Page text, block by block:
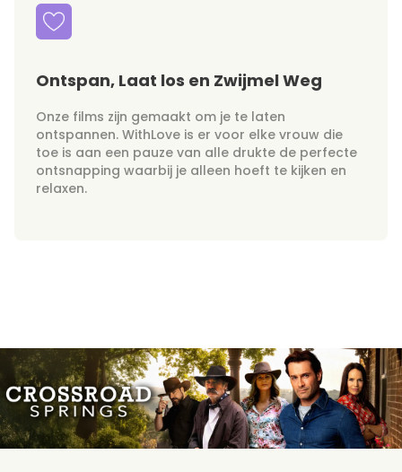
Ontspan, Laat los en Zwijmel Weg
Onze films zijn gemaakt om je te laten
ontspannen. WithLove is er voor elke vrouw die
toe is aan een pauze van alle drukte de perfecte
ontsnapping waarbij je alleen hoeft te kijken en
relaxen.